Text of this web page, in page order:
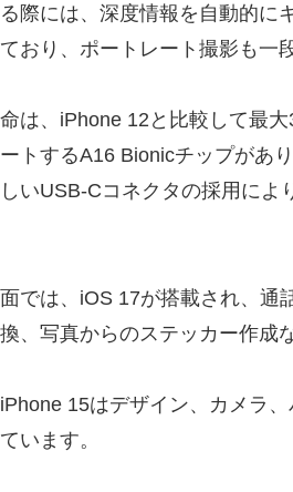
際には、深度情報を自動的に
おり、ポートレート撮影も一
は、iPhone 12と比較して最
トするA16 Bionicチップがあ
いUSB-Cコネクタの採用によ
では、iOS 17が搭載され、
、写真からのステッカー作成
15はデザイン、カメラ
います。